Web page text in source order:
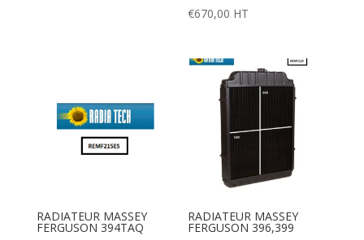
€670,00 HT
RADIATEUR MASSEY
FERGUSON 394TAQ
RADIATEUR MASSEY
FERGUSON 396,399